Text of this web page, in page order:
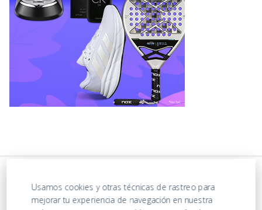
Usamos cookies y otras técnicas de rastreo para
mejorar tu experiencia de navegación en nuestra